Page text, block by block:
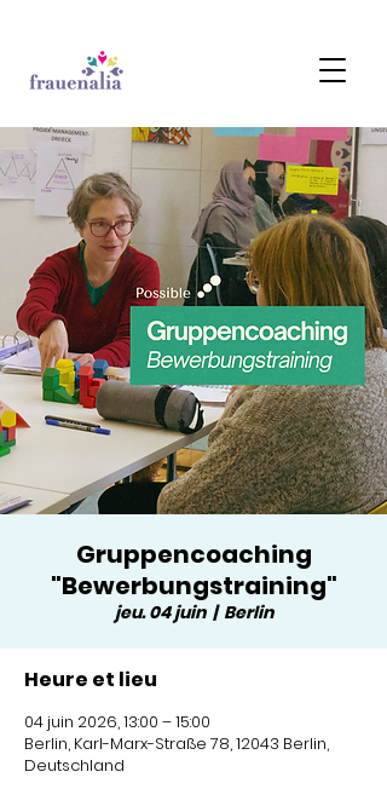
Gruppencoaching
"Bewerbungstraining"
jeu. 04 juin
  |
Berlin
Heure et lieu
04 juin 2026, 13:00 – 15:00
Berlin, Karl-Marx-Straße 78, 12043 Berlin,
Deutschland